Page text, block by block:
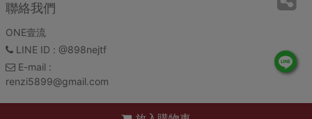
聯絡我們
ONE壹流
LINE ID : @898nejtf
E-mail :
renzi5899@gmail.com